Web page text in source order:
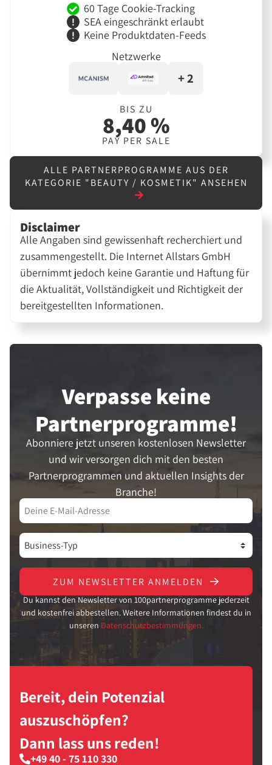
60 Tage Cookie-Tracking
SEA eingeschränkt erlaubt
Keine Produktdaten-Feeds
Netzwerke
+ 2
BIS ZU
8,40 %
PAY PER SALE
ALLE PARTNERPROGRAMME AUS DER
KATEGORIE "BEAUTY / KOSMETIK" ANSEHEN
Disclaimer
Alle Angaben sind gewissenhaft recherchiert und
zusammengestellt. Die Internet Allstars GmbH
übernimmt jedoch keine Garantie und Haftung für
die Aktualität, Vollständigkeit und Richtigkeit der
bereitgestellten Informationen.
Verpasse keine
Partner­programme!
Abonniere jetzt unseren kostenlosen Newsletter
und wir versorgen dich mit den besten
Partnerprogrammen und aktuellen Insights der
Branche!
ZUM NEWSLETTER ANMELDEN
Du kannst den Newsletter von 100partnerprogramme jederzeit
und kostenfrei abbestellen. Weitere Informationen findest du in
unseren Datenschutzbestimmungen.
Bereit, dein Potenzial
auszuschöpfen?
Dann lass uns reden!
+49 40 - 75 110 330